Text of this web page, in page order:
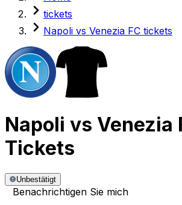
tickets
Napoli vs Venezia FC tickets
Napoli vs Venezia
Tickets
Unbestätigt
Benachrichtigen Sie mich